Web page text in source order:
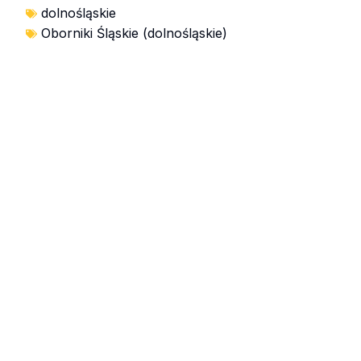
dolnośląskie
Oborniki Śląskie (dolnośląskie)